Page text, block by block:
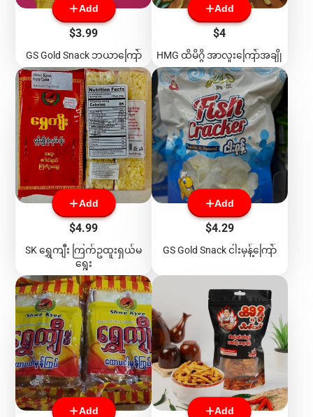
Add
Price
$3.99
GS Gold Snack ဘယာကြော်
Add
Price
$4
HMG ထိမိဂွိ အာလူးကြော်အချို
Add
Price
$4.99
SK ရွှေကျီး ကြက်ဥထူးရှယ်မ
ရွေး
Add
Price
$4.29
GS Gold Snack ငါးမုန့်ကြော်
Add Add